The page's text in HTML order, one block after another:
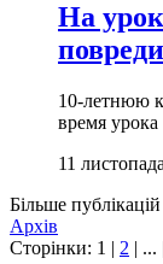
На
10-летнюю
время урока
11
Більше публікацій
Архів
Сторінки: 1 | 2 | ... |